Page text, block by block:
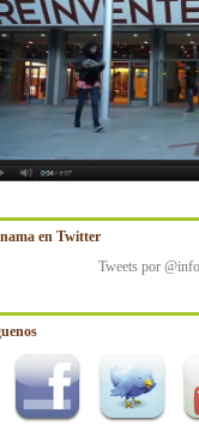
en Twitter
Tweets por